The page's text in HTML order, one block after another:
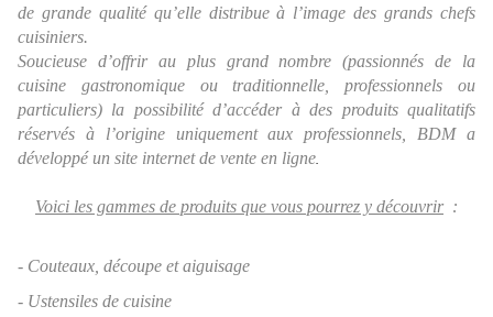
de grande qualité qu’elle distribue à l’image des grands chefs
cuisiniers.
Soucieuse d’offrir au plus grand nombre (passionnés de la
cuisine gastronomique ou traditionnelle, professionnels ou
particuliers) la possibilité d’accéder à des produits qualitatifs
réservés à l’origine uniquement aux professionnels, BDM a
développé un site internet de vente en ligne
Voici les gammes de produits que vous pourrez y découvrir:
- Couteaux, découpe et aiguisage
- Ustensiles de cuisine